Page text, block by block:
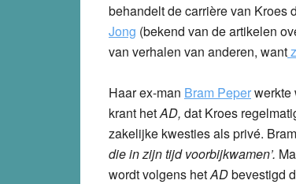
behandelt de carrière van Kroes
Jong (bekend van de artikelen
van verhalen van anderen, want
Haar ex-man Bram Peperwerkte
krant hetAD, dat Kroes
zakelijke kwesties als privé.
die in zijn tijd voorbijkwamen’.
wordt volgens hetADbevestigd